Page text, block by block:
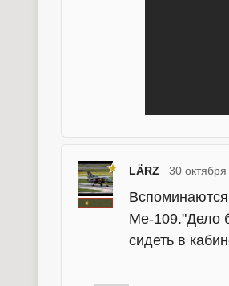
LÄRZ 30
Ме-109."Дело
сидеть в